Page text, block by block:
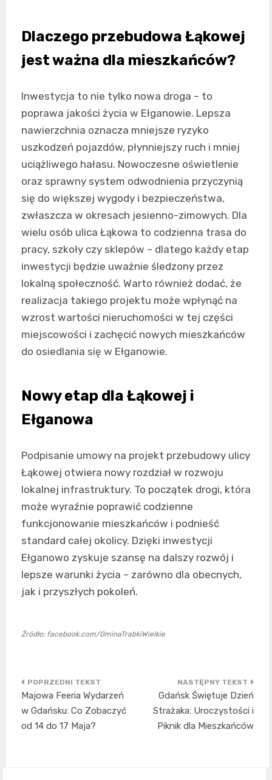
Dlaczego przebudowa Łąkowej
jest ważna dla mieszkańców?
Inwestycja to nie tylko nowa droga – to
poprawa jakości życia w Ełganowie. Lepsza
nawierzchnia oznacza mniejsze ryzyko
uszkodzeń pojazdów, płynniejszy ruch i mniej
uciążliwego hałasu. Nowoczesne oświetlenie
oraz sprawny system odwodnienia przyczynią
się do większej wygody i bezpieczeństwa,
zwłaszcza w okresach jesienno-zimowych. Dla
wielu osób ulica Łąkowa to codzienna trasa do
pracy, szkoły czy sklepów – dlatego każdy etap
inwestycji będzie uważnie śledzony przez
lokalną społeczność. Warto również dodać, że
realizacja takiego projektu może wpłynąć na
wzrost wartości nieruchomości w tej części
miejscowości i zachęcić nowych mieszkańców
do osiedlania się w Ełganowie.
Nowy etap dla Łąkowej i
Ełganowa
Podpisanie umowy na projekt przebudowy ulicy
Łąkowej otwiera nowy rozdział w rozwoju
lokalnej infrastruktury. To początek drogi, która
może wyraźnie poprawić codzienne
funkcjonowanie mieszkańców i podnieść
standard całej okolicy. Dzięki inwestycji
Ełganowo zyskuje szansę na dalszy rozwój i
lepsze warunki życia – zarówno dla obecnych,
jak i przyszłych pokoleń.
Źródło: facebook.com/GminaTrabkiWielkie
Nawigacja
wpisu
Majowa Feeria Wydarzeń
w Gdańsku: Co Zobaczyć
od 14 do 17 Maja?
Gdańsk Świętuje Dzień
Strażaka: Uroczystości i
Piknik dla Mieszkańców